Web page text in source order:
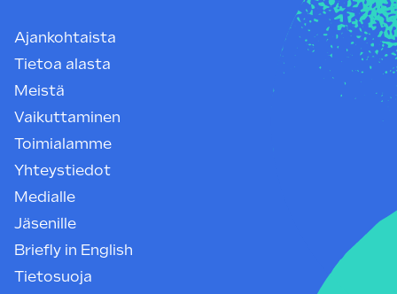
Ajankohtaista
Tietoa alasta
Meistä
Vaikuttaminen
Toimialamme
Yhteystiedot
Medialle
Jäsenille
Briefly in English
Tietosuoja